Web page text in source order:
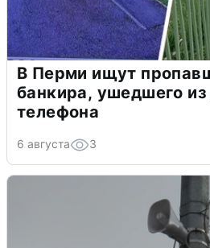
В Перми ищут
банкира, ушедшего
телефона
6 августа 3